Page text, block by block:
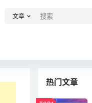
文章
热门文章